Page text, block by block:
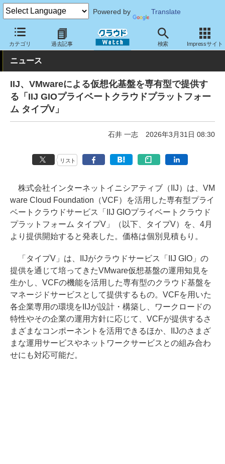
Powered by Translate
カテゴリ 過去記事 検索 Impressサイト
クラウド Watch サービス・ソフト サービス その他
ニュース
IIJ、VMwareによる仮想化基盤を専有型で提供す
る「IIJ GIOプライベートクラウドプラットフォー
ム タイプV」
石井 一志 2026年3月31日 08:30
リスト
株式会社インターネットイニシアティブ（IIJ）は、VM
ware Cloud Foundation（VCF）を活用した専有型プライ
ベートクラウドサービス「IIJ GIOプライベートクラウド
プラットフォーム タイプV」（以下、タイプV）を、4月
より提供開始すると発表した。価格は個別見積もり。
「タイプV」は、IIJがクラウドサービス「IIJ GIO」の
提供を通じて培ってきたVMware仮想基盤の運用知見を
生かし、VCFの機能を活用した専有型のクラウド基盤を
マネージドサービスとして提供するもの。VCFを用いた
各企業専用の環境をIIJが設計・構築し、ワークロードの
特性やその企業の運用方針に応じて、VCFが提供するさ
まざまなコンポーネントを活用できるほか、IIJのさまざ
まな運用サービスやネットワークサービスとの組み合わ
せにも対応可能だ。